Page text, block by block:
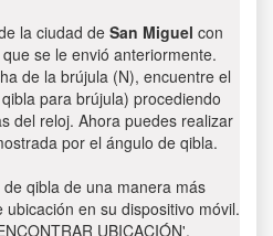
la ciudad de San Miguel con
se le envió anteriormente.
de la brújula (N), encuentre el
para brújula) procediendo
del reloj. Ahora puedes realizar
por el ángulo de qibla.
qibla de una manera más
en su dispositivo móvil.
UBICACIÓN'.